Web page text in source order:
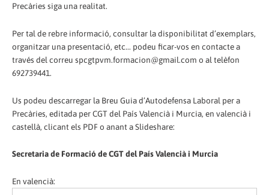
Precàries siga una realitat.
Per tal de rebre informació, consultar la disponibilitat d’exemplars,
organitzar una presentació, etc... podeu ficar-vos en contacte a
través del correu spcgtpvm.formacion@gmail.com o al telèfon
692739441.
Us podeu descarregar la Breu Guia d’Autodefensa Laboral per a
Precàries, editada per CGT del País Valencià i Murcia, en valencià i
castellà, clicant els PDF o anant a Slideshare:
Secretaria de Formació de CGT del País Valencià i Murcia
En valencià: